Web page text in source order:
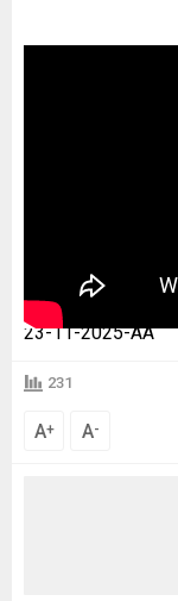
23-11-2025-AA
231
A+ A-